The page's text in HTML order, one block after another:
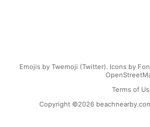
Emojis by Twemoji (Twitter). Icons by
Terms of
Copyright ©2026